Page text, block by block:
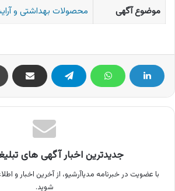
موضوع آگهی
محصولات بهداشتی و
جدیدترین اخبار آگهی های
با عضویت در خبرنامه مدیاآرشیو، از آخرین اخبار و
شوید.